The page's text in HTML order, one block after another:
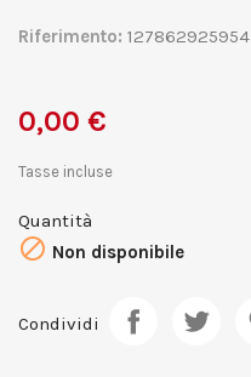
Riferimento: 127862925954
0,00 €
Tasse incluse
Quantità
 Non disponibile
Condividi